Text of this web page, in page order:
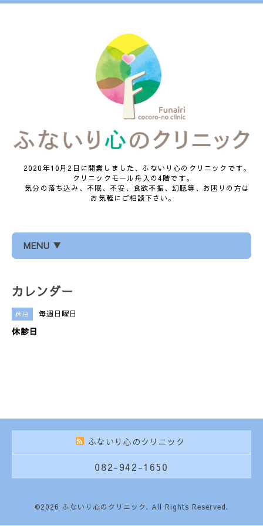
2020年10月2日に開業しました、ふないり心のクリニックです。
クリニックモール舟入の4階です。
気分の落ち込み、不眠、不安、食欲不振、幻聴等、お困りの方は
お気軽にご相談下さい。
MENU ▼
カレンダー
休日 毎週日曜日
休診日
ふないり心のクリニック
082-942-1650
©2026 ふないり心のクリニック. All Rights Reserved.